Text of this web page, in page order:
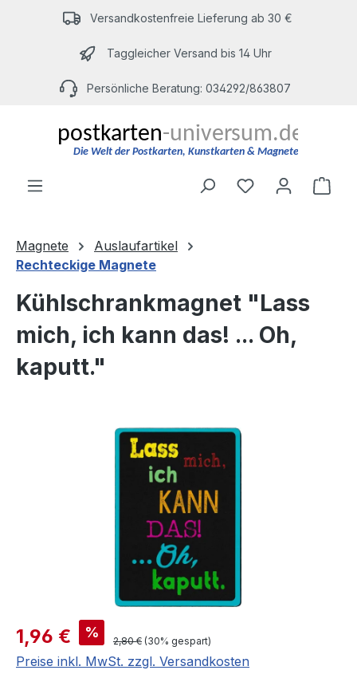
Zum Hauptinhalt springenVersandkostenfreie Lieferung ab 30 €
Taggleicher Versand bis 14 Uhr
Persönliche Beratung: 034292/863807
Du hast 0
Magnete
Auslaufartikel
Rechteckige Magnete
Kühlschrankmagnet "Lass
mich, ich kann das! ... Oh,
kaputt."
Bildergalerie überspringen
Verkaufspreis:
1,96 € % Regulärer Preis:
2,80 € (30% gespart)
Preise inkl. MwSt. zzgl. Versandkosten